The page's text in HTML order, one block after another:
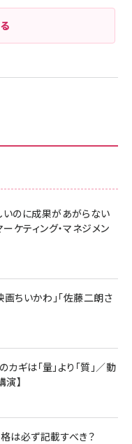
いのに成果があがらない
ケティング・マネジメン
画ちいかわ」「佐藤二朗さ
ギは「量」より「質」／動
】
は必ず記載すべき？